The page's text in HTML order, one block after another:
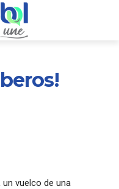
vuelco de una